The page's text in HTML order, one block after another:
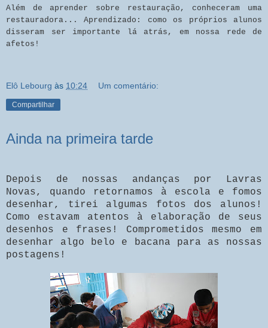
Além de aprender sobre restauração, conheceram uma
restauradora... Aprendizado: como os próprios alunos
disseram ser importante lá atrás, em nossa rede de
afetos!
Elô Lebourg às 10:24 Um comentário:
Compartilhar
Ainda na primeira tarde
Depois de nossas andanças por Lavras
Novas, quando retornamos à escola e fomos
desenhar, tirei algumas fotos dos alunos!
Como estavam atentos à elaboração de seus
desenhos e frases! Comprometidos mesmo em
desenhar algo belo e bacana para as nossas
postagens!